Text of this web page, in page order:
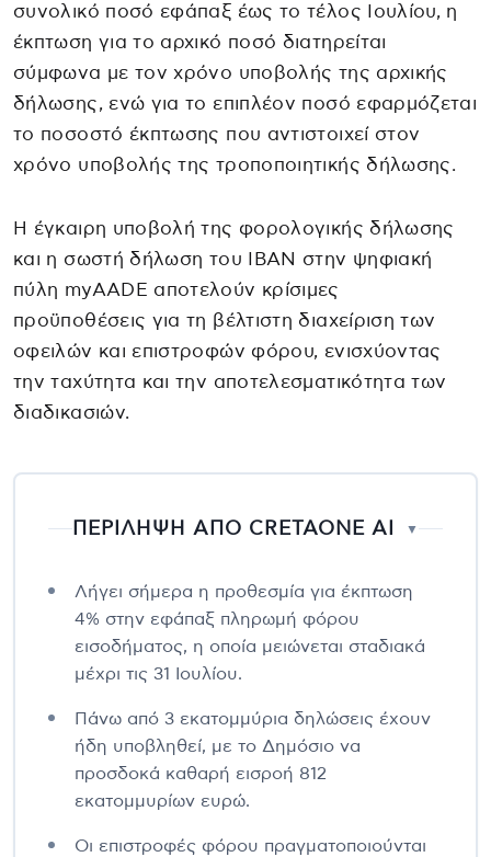
συνολικό ποσό εφάπαξ έως το τέλος Ιουλίου, η
έκπτωση για το αρχικό ποσό διατηρείται
σύμφωνα με τον χρόνο υποβολής της αρχικής
δήλωσης, ενώ για το επιπλέον ποσό εφαρμόζεται
το ποσοστό έκπτωσης που αντιστοιχεί στον
χρόνο υποβολής της τροποποιητικής δήλωσης.
Η έγκαιρη υποβολή της φορολογικής δήλωσης
και η σωστή δήλωση του IBAN στην ψηφιακή
πύλη myAADE αποτελούν κρίσιμες
προϋποθέσεις για τη βέλτιστη διαχείριση των
οφειλών και επιστροφών φόρου, ενισχύοντας
την ταχύτητα και την αποτελεσματικότητα των
διαδικασιών.
ΠΕΡΙΛΗΨΗ ΑΠΟ CRETAONE AI ▼
Λήγει σήμερα η προθεσμία για έκπτωση
4% στην εφάπαξ πληρωμή φόρου
εισοδήματος, η οποία μειώνεται σταδιακά
μέχρι τις 31 Ιουλίου.
Πάνω από 3 εκατομμύρια δηλώσεις έχουν
ήδη υποβληθεί, με το Δημόσιο να
προσδοκά καθαρή εισροή 812
εκατομμυρίων ευρώ.
Οι επιστροφές φόρου πραγματοποιούνται